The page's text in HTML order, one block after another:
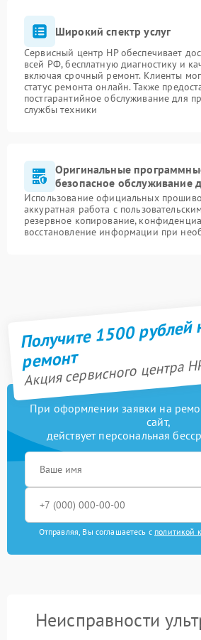
Широкий спектр услуг
Сервисный центр HP обеспечивает
всей РФ, бесплатную диагностику и
включая срочный ремонт. Клиенты
статус ремонта онлайн. Также
постгарантийное обслуживание для
службы техники
Оригинальные
безопасное обслуживание
Использование официальных
аккуратная работа с
резервное копирование,
восстановление информации при
Получите 1500 рублей
ремонт
Акция сервисного центра
При оформлении заявки на
сайт,
действует персональная
Отправляя, Вы соглашаетесь с политикой
Неисправности